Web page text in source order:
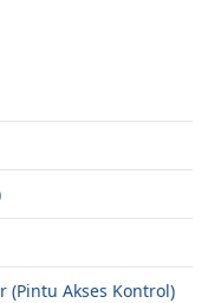
(Pintu Akses Kontrol)